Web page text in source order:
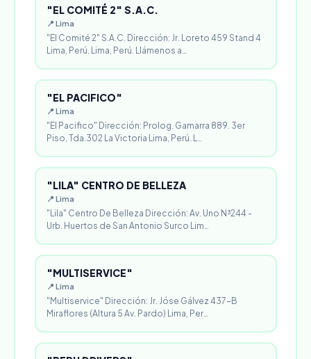
"EL COMITÉ 2" S.A.C.
📍 Lima
"El Comité 2" S.A.C. Dirección: Jr. Loreto 459 Stand 4
Lima, Perú. Lima, Perú. Llámenos a…
"EL PACIFICO"
📍 Lima
"El Pacifico" Dirección: Prolog. Gamarra 889. 3er
Piso, Tda.302 La Victoria Lima, Perú. L…
"LILA" CENTRO DE BELLEZA
📍 Lima
"Lila" Centro De Belleza Dirección: Av. Uno N³244 -
Urb. Huertos de San Antonio Surco Lim…
"MULTISERVICE"
📍 Lima
"Multiservice" Dirección: Jr. Jóse Gálvez 437-B
Miraflores (Altura 5 Av. Pardo) Lima, Per…